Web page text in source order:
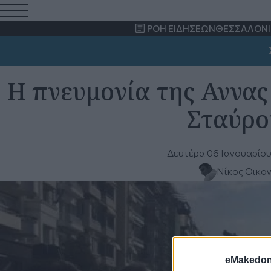
ΡΟΗ ΕΙΔΗΣΕΩΝ
Η πνευμονία της
Δευτέρα 06
Νίκος